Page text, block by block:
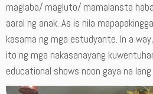
maglaba/ magluto/ mamalansta
aaral ng anak. As is nila
kasama ng mga estudyante. In a
ito ng mga nakasanayang
educational shows noon gaya na lang